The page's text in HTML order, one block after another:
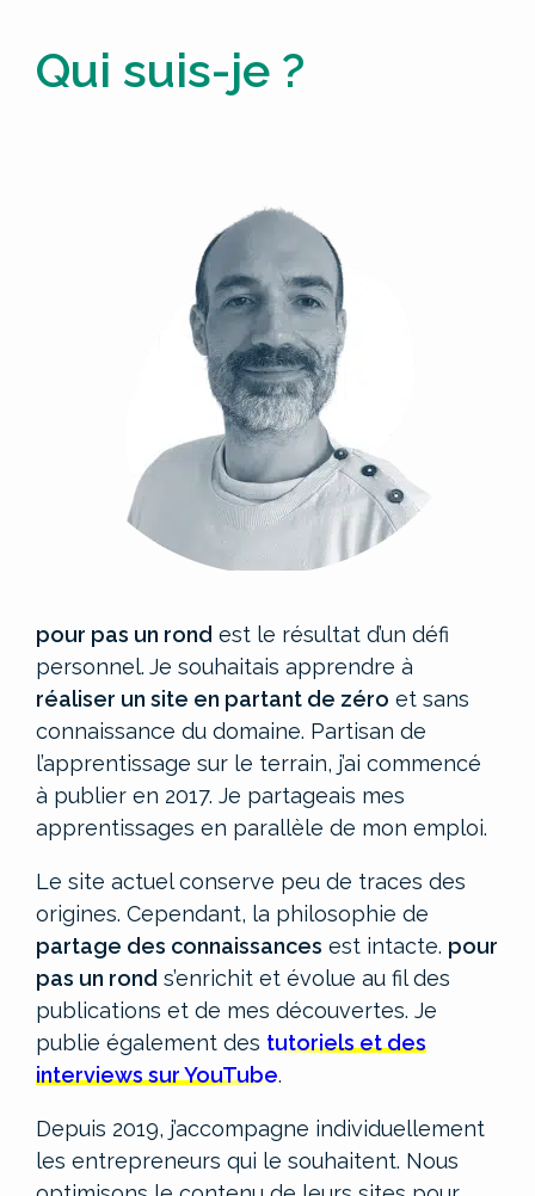
Qui suis-je ?
pour pas un rond est le résultat d’un défi
personnel. Je souhaitais apprendre à
réaliser un site en partant de zéro et sans
connaissance du domaine. Partisan de
l’apprentissage sur le terrain, j’ai commencé
à publier en 2017. Je partageais mes
apprentissages en parallèle de mon emploi.
Le site actuel conserve peu de traces des
origines. Cependant, la philosophie de
partage des connaissances est intacte. pour
pas un rond s’enrichit et évolue au fil des
publications et de mes découvertes. Je
publie également des tutoriels et des
interviews sur YouTube.
Depuis 2019, j’accompagne individuellement
les entrepreneurs qui le souhaitent. Nous